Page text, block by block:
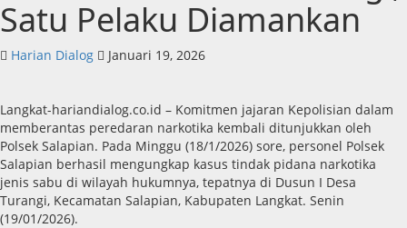
Satu Pelaku Diamankan
Harian Dialog Januari 19, 2026
Langkat-hariandialog.co.id – Komitmen jajaran Kepolisian dalam
memberantas peredaran narkotika kembali ditunjukkan oleh
Polsek Salapian. Pada Minggu (18/1/2026) sore, personel Polsek
Salapian berhasil mengungkap kasus tindak pidana narkotika
jenis sabu di wilayah hukumnya, tepatnya di Dusun I Desa
Turangi, Kecamatan Salapian, Kabupaten Langkat. Senin
(19/01/2026).